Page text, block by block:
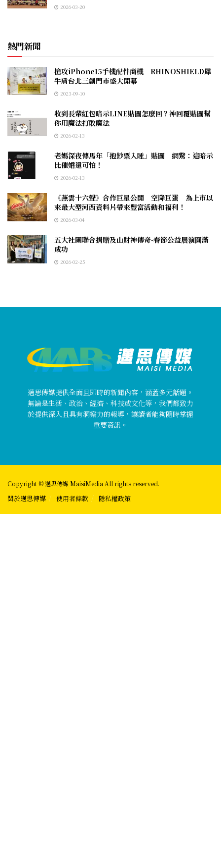
2026-03-20
熱門新聞
搶攻iPhone15手機配件商機 RHINOSHIELD犀
牛盾台北三創門市盛大開幕
2023-09-10
收到長輩紅包暗示LINE貼圖怎麼回？神回覆貼圖幫
你用魔法打敗魔法
2026-02-13
老媽深夜傳馬年「抱鈔票入睡」貼圖 網驚：這暗示
比催婚還可怕！
2026-02-13
《燕雲十六聲》合作巨星公開 空降巨蛋 為上市以
來最大型河西資料片帶來豐富活動和福利！
2026-03-04
五大社團聯合捐贈及山財神傳奇-春節公益展演圓滿
成功
2026-02-25
邁思傳媒提供全面且即時的新聞內容，涵蓋多元話題。
無論是生活、政治、經濟、科技或文化等，我們都致力
於提供深入且具有洞察力的報導，讓讀者能夠隨時掌握
重要資訊。
Copyright © 邁思傳媒 MaisiMedia All rights reserved.
關於邁思傳媒 使用者條款 隱私權政策